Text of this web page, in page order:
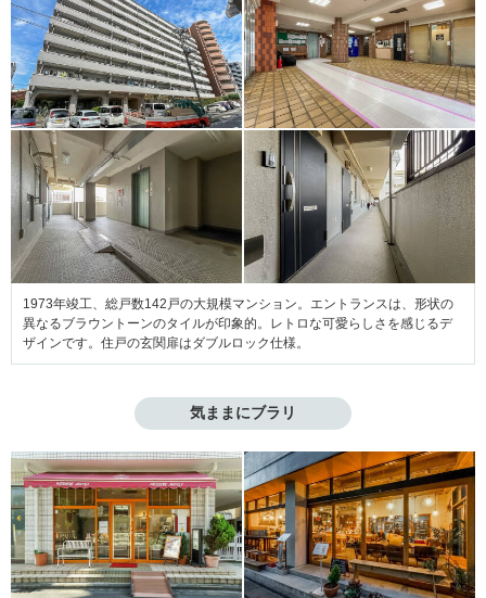
1973年竣工、総戸数142戸の大規模マンション。エントランスは、形状の
異なるブラウントーンのタイルが印象的。レトロな可愛らしさを感じるデ
ザインです。住戸の玄関扉はダブルロック仕様。
気ままにブラリ